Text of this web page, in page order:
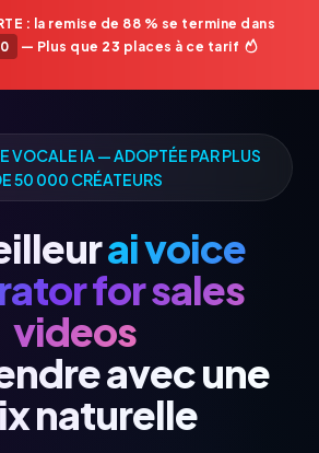
: la remise de 88 % se termine dans
— Plus que23 places à ce tarif
VOCALE IA — ADOPTÉE PAR PLUS
50 000 CRÉATEURS
ai voice
for sales
videos
avec une
naturelle